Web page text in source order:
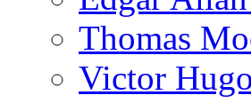
Thomas
Victor